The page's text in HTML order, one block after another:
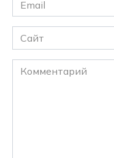
*
Сайт
Комментарий